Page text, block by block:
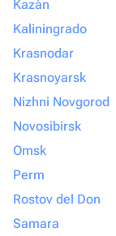
Kazán
Kaliningrado
Krasnodar
Krasnoyarsk
Nizhni Novgorod
Novosibirsk
Omsk
Perm
Rostov del Don
Samara